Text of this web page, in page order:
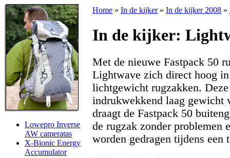
Lowepro Inverse
AW cameratas
X-Bionic Energy
Accumulator
Home » In de kijker» In de kijker 2008 »
In de kijker:
Met de nieuwe Fastpack 50
Lightwave zich direct hoog
lichtgewicht rugzakken.
indrukwekkend laag gewicht
draagt de Fastpack 50
de rugzak zonder problemen
worden gedragen tijdens een